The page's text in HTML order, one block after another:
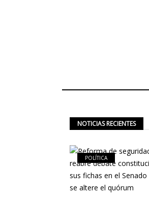
NOTICIAS RECIENTES
POLÍTICA